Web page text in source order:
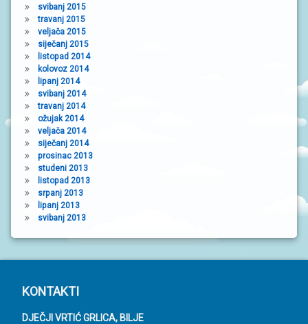
svibanj 2015
travanj 2015
veljača 2015
siječanj 2015
listopad 2014
kolovoz 2014
lipanj 2014
svibanj 2014
travanj 2014
ožujak 2014
veljača 2014
siječanj 2014
prosinac 2013
studeni 2013
listopad 2013
srpanj 2013
lipanj 2013
svibanj 2013
P
o
KONTAKTI
DJEČJI VRTIĆ GRLICA, BILJE